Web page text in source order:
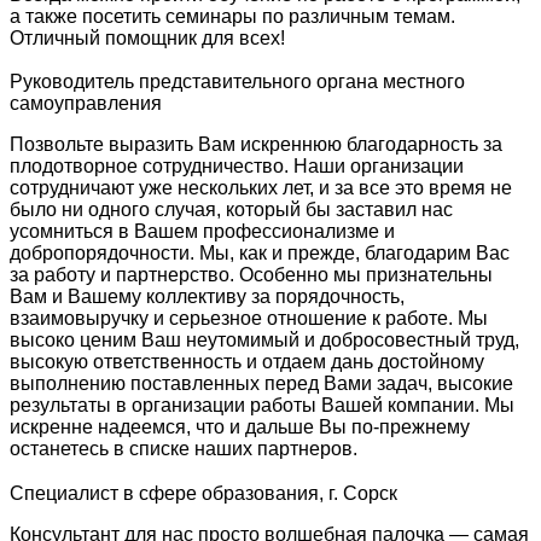
а также посетить семинары по различным темам.
Отличный помощник для всех!
Руководитель представительного органа местного
самоуправления
Позвольте выразить Вам искреннюю благодарность за
плодотворное сотрудничество. Наши организации
сотрудничают уже нескольких лет, и за все это время не
было ни одного случая, который бы заставил нас
усомниться в Вашем профессионализме и
добропорядочности. Мы, как и прежде, благодарим Вас
за работу и партнерство. Особенно мы признательны
Вам и Вашему коллективу за порядочность,
взаимовыручку и серьезное отношение к работе. Мы
высоко ценим Ваш неутомимый и добросовестный труд,
высокую ответственность и отдаем дань достойному
выполнению поставленных перед Вами задач, высокие
результаты в организации работы Вашей компании. Мы
искренне надеемся, что и дальше Вы по-прежнему
останетесь в списке наших партнеров.
Специалист в сфере образования, г. Сорск
Консультант для нас просто волшебная палочка — самая